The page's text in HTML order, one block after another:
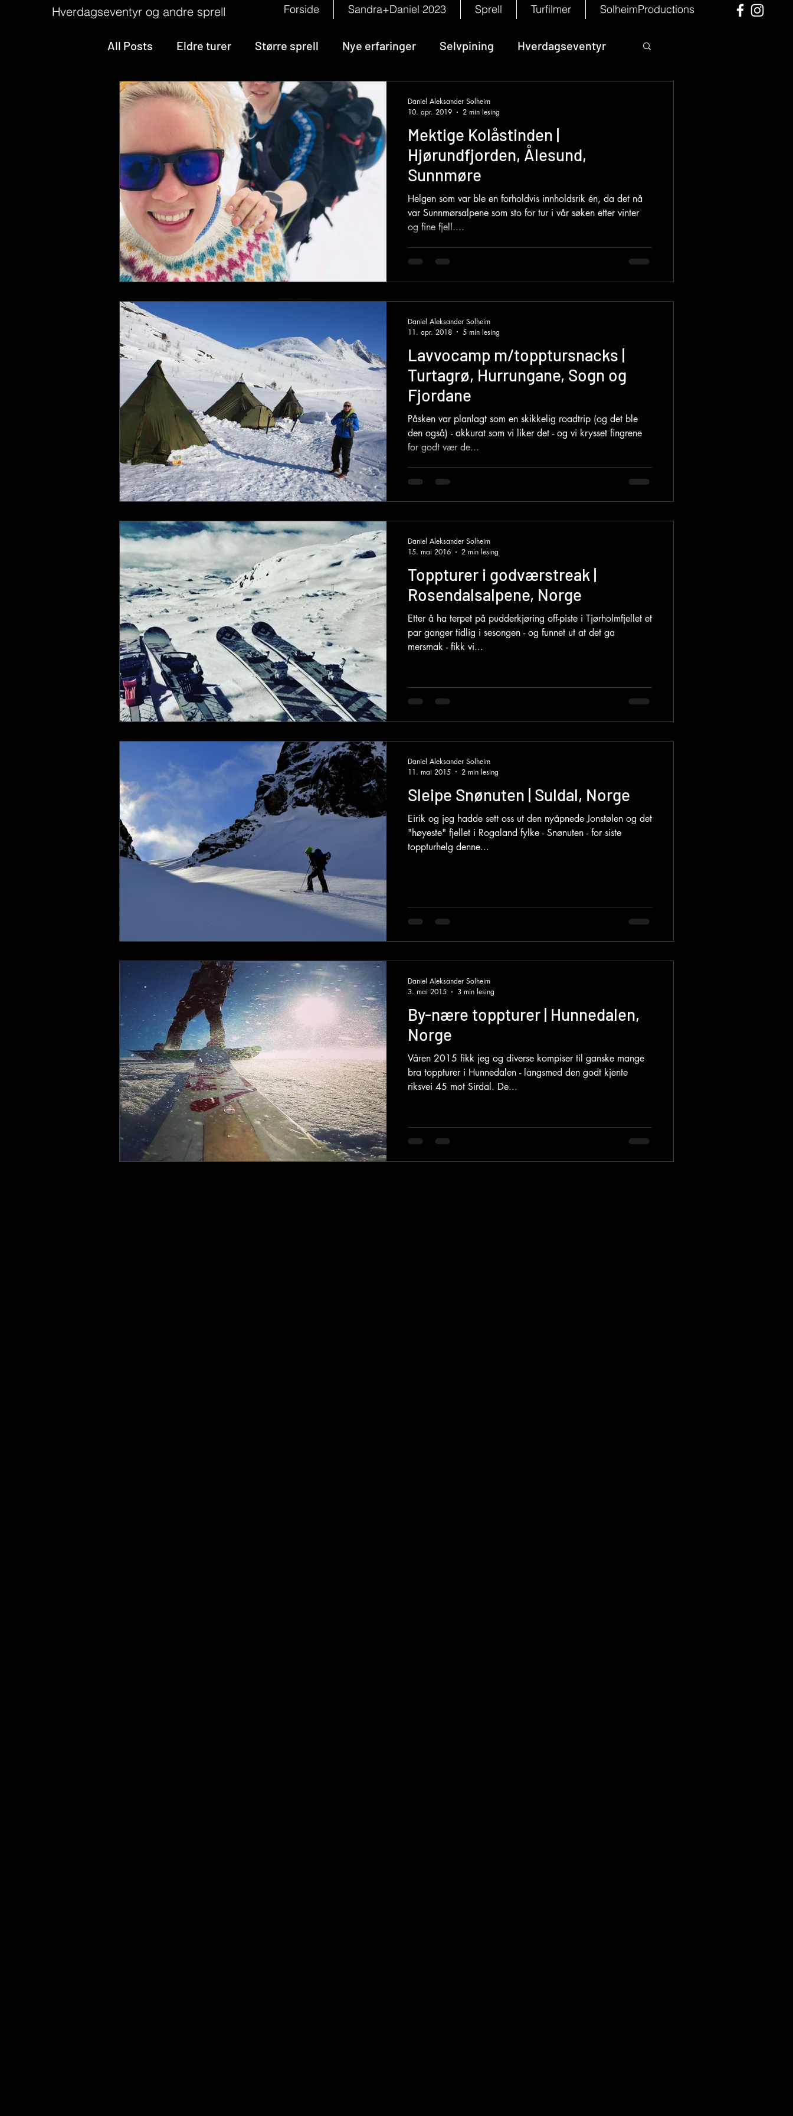
Hverdagseventyr og andre sprell Forside Sandra+Daniel 2023 Sprell Turfilmer SolheimProductions
All Posts Eldre turer Større sprell Nye erfaringer Selvpining Hverdagseventyr
Mektige Kolåstinden |
Hjørundfjorden, Ålesund,
Sunnmøre
Helgen som var ble en forholdvis innholdsrik én, da det nå
var Sunnmørsalpene som sto for tur i vår søken etter vinter
og fine fjell....
Daniel Aleksander Solheim
10. apr. 2019
2 min lesing
Lavvocamp m/topptursnacks |
Turtagrø, Hurrungane, Sogn og
Fjordane
Påsken var planlagt som en skikkelig roadtrip (og det ble
den også) - akkurat som vi liker det - og vi krysset fingrene
for godt vær de...
Daniel Aleksander Solheim
11. apr. 2018
5 min lesing
Toppturer i godværstreak |
Rosendalsalpene, Norge
Etter å ha terpet på pudderkjøring off-piste i Tjørholmfjellet et
par ganger tidlig i sesongen - og funnet ut at det ga
mersmak - fikk vi...
Daniel Aleksander Solheim
15. mai 2016
2 min lesing
Sleipe Snønuten | Suldal, Norge
Eirik og jeg hadde sett oss ut den nyåpnede Jonstølen og det
"høyeste" fjellet i Rogaland fylke - Snønuten - for siste
toppturhelg denne...
Daniel Aleksander Solheim
11. mai 2015
2 min lesing
By-nære toppturer | Hunnedalen,
Norge
Våren 2015 fikk jeg og diverse kompiser til ganske mange
bra toppturer i Hunnedalen - langsmed den godt kjente
riksvei 45 mot Sirdal. De...
Daniel Aleksander Solheim
3. mai 2015
3 min lesing